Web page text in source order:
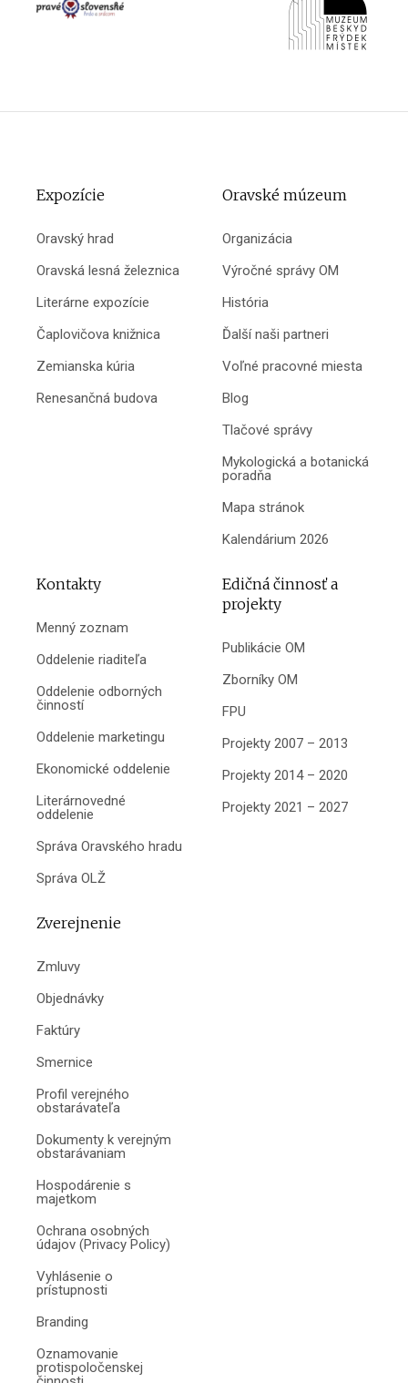
Expozície
Oravský hrad
Oravská lesná železnica
Literárne expozície
Čaplovičova knižnica
Zemianska kúria
Renesančná budova
Oravské múzeum
Organizácia
Výročné správy OM
História
Ďalší naši partneri
Voľné pracovné miesta
Blog
Tlačové správy
Mykologická a botanická
poradňa
Mapa stránok
Kalendárium 2026
Kontakty
Menný zoznam
Oddelenie riaditeľa
Oddelenie odborných
činností
Oddelenie marketingu
Ekonomické oddelenie
Literárnovedné
oddelenie
Správa Oravského hradu
Správa OLŽ
Edičná činnosť a
projekty
Publikácie OM
Zborníky OM
FPU
Projekty 2007 – 2013
Projekty 2014 – 2020
Projekty 2021 – 2027
Zverejnenie
Zmluvy
Objednávky
Faktúry
Smernice
Profil verejného
obstarávateľa
Dokumenty k verejným
obstarávaniam
Hospodárenie s
majetkom
Ochrana osobných
údajov (Privacy Policy)
Vyhlásenie o
prístupnosti
Branding
Oznamovanie
protispoločenskej